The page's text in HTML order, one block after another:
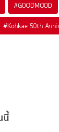
#GOODMOOD
#Kohkae 50th
นี้